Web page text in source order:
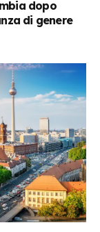
dopo
di genere